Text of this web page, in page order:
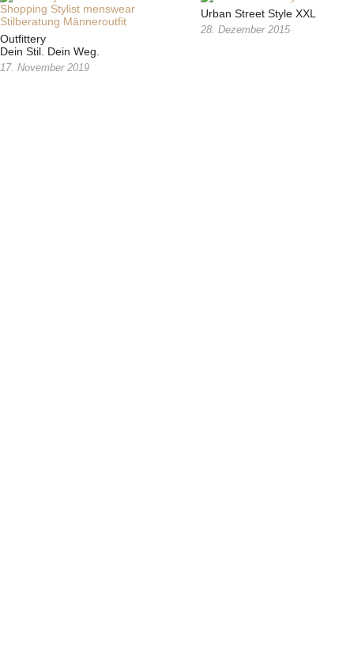
Outfittery
Dein Stil. Dein Weg.
17. November 2019
Urban Street Style XXL
28. Dezember 2015